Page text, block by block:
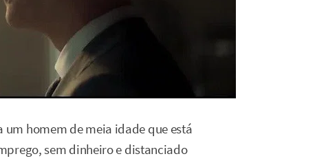
homem de meia idade que está
sem dinheiro e distanciado